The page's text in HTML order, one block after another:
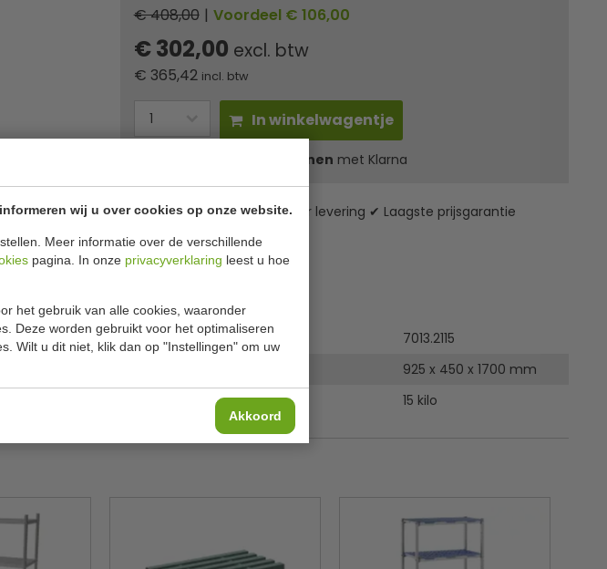
wij u over cookies op onze website.
Meer informatie over de verschillende
pagina. In onze privacyverklaring leest u hoe
het gebruik van alle cookies, waaronder
Deze worden gebruikt voor het optimaliseren
Wilt u dit niet, klik dan op "Instellingen" om uw
Akkoord
€ 408,00 | Voordeel € 106,00
€ 302,00 excl. btw
€ 365,42 incl. btw
In winkelwagentje
in 3 termijnen met Klarna
✔ Gratis verzending* ✔ 24 uur levering ✔ Laagste prijsgarantie
servies
Model
7013.2115
925 x 450 x 1700 mm
15 kilo